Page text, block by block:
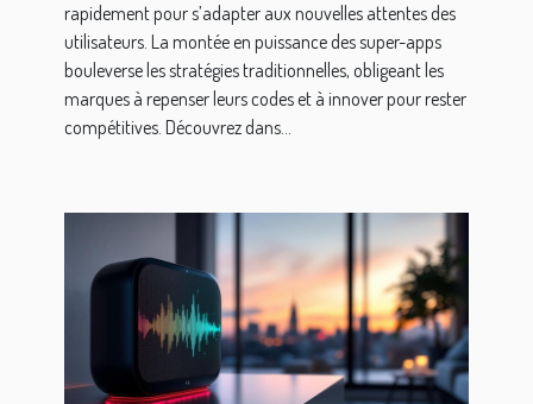
rapidement pour s’adapter aux nouvelles attentes des
utilisateurs. La montée en puissance des super-apps
bouleverse les stratégies traditionnelles, obligeant les
marques à repenser leurs codes et à innover pour rester
compétitives. Découvrez dans...